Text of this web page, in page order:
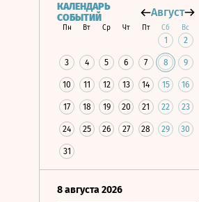
КАЛЕНДАРЬ
СОБЫТИЙ
Август
Пн Вт Ср Чт Пт Сб Вс
1 2
3 4 5 6 7 8 9
10 11 12 13 14 15 16
17 18 19 20 21 22 23
24 25 26 27 28 29 30
31
8 августа 2026